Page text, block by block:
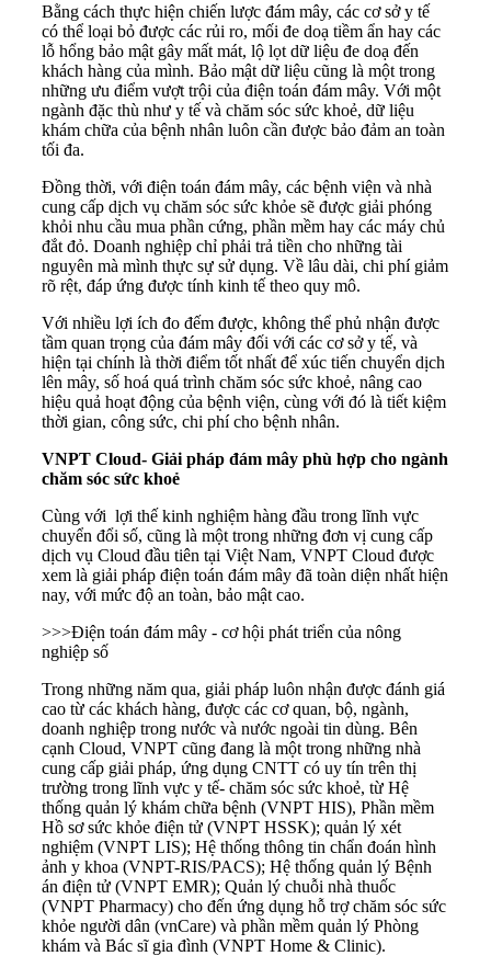
Bằng cách thực hiện chiến lược đám mây, các cơ sở y tế
có thể loại bỏ được các rủi ro, mối đe doạ tiềm ẩn hay các
lỗ hổng bảo mật gây mất mát, lộ lọt dữ liệu đe doạ đến
khách hàng của mình. Bảo mật dữ liệu cũng là một trong
những ưu điểm vượt trội của điện toán đám mây. Với một
ngành đặc thù như y tế và chăm sóc sức khoẻ, dữ liệu
khám chữa của bệnh nhân luôn cần được bảo đảm an toàn
tối đa.
Đồng thời, với điện toán đám mây, các bệnh viện và nhà
cung cấp dịch vụ chăm sóc sức khỏe sẽ được giải phóng
khỏi nhu cầu mua phần cứng, phần mềm hay các máy chủ
đắt đỏ. Doanh nghiệp chỉ phải trả tiền cho những tài
nguyên mà mình thực sự sử dụng. Về lâu dài, chi phí giảm
rõ rệt, đáp ứng được tính kinh tế theo quy mô.
Với nhiều lợi ích đo đếm được, không thể phủ nhận được
tầm quan trọng của đám mây đối với các cơ sở y tế, và
hiện tại chính là thời điểm tốt nhất để xúc tiến chuyển dịch
lên mây, số hoá quá trình chăm sóc sức khoẻ, nâng cao
hiệu quả hoạt động của bệnh viện, cùng với đó là tiết kiệm
thời gian, công sức, chi phí cho bệnh nhân.
VNPT Cloud- Giải pháp đám mây phù hợp cho ngành
chăm sóc sức khoẻ
Cùng với lợi thế kinh nghiệm hàng đầu trong lĩnh vực
chuyển đổi số, cũng là một trong những đơn vị cung cấp
dịch vụ Cloud đầu tiên tại Việt Nam, VNPT Cloud được
xem là giải pháp điện toán đám mây đã toàn diện nhất hiện
nay, với mức độ an toàn, bảo mật cao.
>>>Điện toán đám mây - cơ hội phát triển của nông
nghiệp số
Trong những năm qua, giải pháp luôn nhận được đánh giá
cao từ các khách hàng, được các cơ quan, bộ, ngành,
doanh nghiệp trong nước và nước ngoài tin dùng. Bên
cạnh Cloud, VNPT cũng đang là một trong những nhà
cung cấp giải pháp, ứng dụng CNTT có uy tín trên thị
trường trong lĩnh vực y tế- chăm sóc sức khoẻ, từ Hệ
thống quản lý khám chữa bệnh (VNPT HIS), Phần mềm
Hồ sơ sức khỏe điện tử (VNPT HSSK); quản lý xét
nghiệm (VNPT LIS); Hệ thống thông tin chẩn đoán hình
ảnh y khoa (VNPT-RIS/PACS); Hệ thống quản lý Bệnh
án điện tử (VNPT EMR); Quản lý chuỗi nhà thuốc
(VNPT Pharmacy) cho đến ứng dụng hỗ trợ chăm sóc sức
khỏe người dân (vnCare) và phần mềm quản lý Phòng
khám và Bác sĩ gia đình (VNPT Home & Clinic).